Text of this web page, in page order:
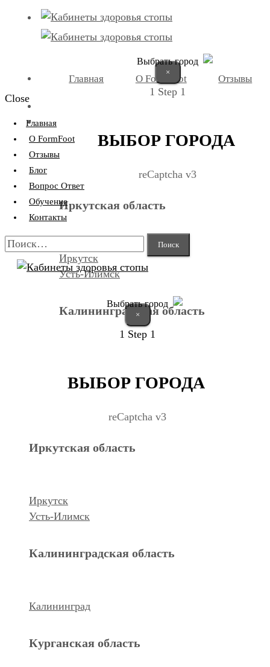
Выбрать город
×
1 Step 1
ВЫБОР ГОРОДА
reCaptcha v3
Иркутская область
Иркутск
Усть-Илимск
Калининградская область
Курган
Главная О FormFoot Отзывы
Close
Главная
О FormFoot
Отзывы
Блог
Вопрос Ответ
Обучение
Контакты
Найти:
Выбрать город
×
1 Step 1
ВЫБОР ГОРОДА
reCaptcha v3
Иркутская область
Иркутск
Усть-Илимск
Калининградская область
Калининград
Курганская область